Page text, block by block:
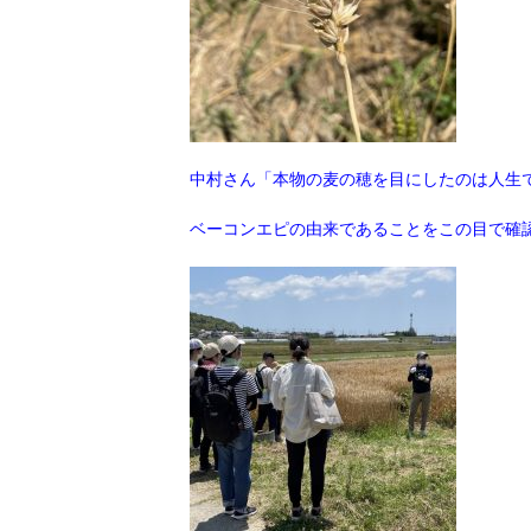
中村さん「本物の麦の穂を目にしたのは人生
ベーコンエピの由来であることをこの目で確